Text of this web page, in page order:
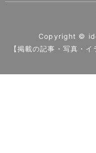
Copyright ©
【掲載の記事・写真・